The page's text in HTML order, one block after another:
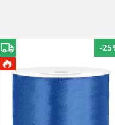
-25